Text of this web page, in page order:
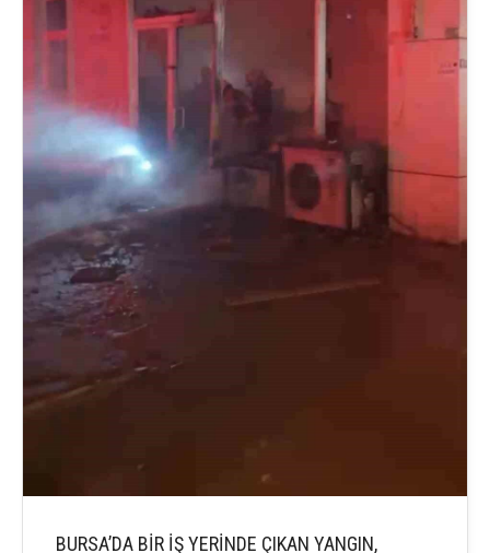
BURSA’DA BİR İŞ YERİNDE ÇIKAN YANGIN,